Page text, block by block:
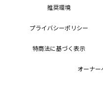
推奨環境
プライバシーポリシー
特商法に基づく表示
オーナー